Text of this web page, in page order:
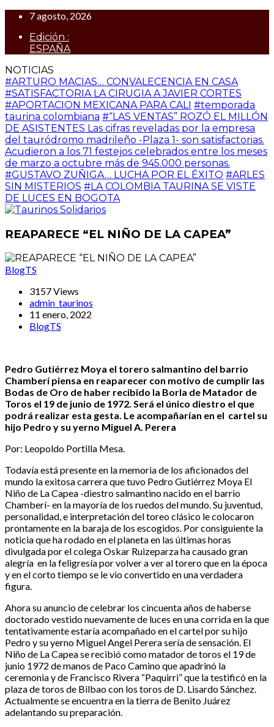
7 agosto, 2026
Edición :
ESPAÑA
NOTICIAS
#ARTURO MACIAS… CONVALECENCIA EN CASA
#SATISFACTORIA LA CIRUGIA A JAVIER CORTES
#APORTACION MEXICANA PARA CALI #temporada
taurina colombiana #“LAS VENTAS” ROZÓ EL MILLÓN
DE ASISTENTES Las cifras reveladas por la empresa
del tauródromo madrileño -Plaza 1- son satisfactorias.
Acudieron a los 71 festejos celebrados entre los meses
de marzo a octubre más de 945.000 personas.
#GUSTAVO ZUÑIGA… LUCHA POR EL ÉXITO #ARLES
SIN MISTERIOS #LA COLOMBIA TAURINA SE VISTE
DE LUCES EN BOGOTA
REAPARECE “EL NIÑO DE LA CAPEA”
BlogTS
3157 Views
admin_taurinos
11 enero, 2022
BlogTS
Pedro Gutiérrez Moya el torero salmantino del barrio
Chamberí piensa en reaparecer con motivo de cumplir las
Bodas de Oro de haber recibido la Borla de Matador de
Toros el 19 de junio de 1972. Será el único diestro el que
podrá realizar esta gesta. Le acompañarían en el cartel su
hijo Pedro y su yerno Miguel A. Perera
Por: Leopoldo Portilla Mesa.
Todavía está presente en la memoria de los aficionados del
mundo la exitosa carrera que tuvo Pedro Gutiérrez Moya El
Niño de La Capea -diestro salmantino nacido en el barrio
Chamberí- en la mayoría de los ruedos del mundo. Su juventud,
personalidad, e interpretación del toreo clásico le colocaron
prontamente en la baraja de los escogidos. Por consiguiente la
noticia que ha rodado en el planeta en las últimas horas
divulgada por el colega Oskar Ruizeparza ha causado gran
alegría en la feligresía por volver a ver al torero que en la época
y en el corto tiempo se le vio convertido en una verdadera
figura.
Ahora su anuncio de celebrar los cincuenta años de haberse
doctorado vestido nuevamente de luces en una corrida en la que
tentativamente estaría acompañado en el cartel por su hijo
Pedro y su yerno Miguel Angel Perera sería de sensación. El
Niño de La Capea se recibió como matador de toros el 19 de
junio 1972 de manos de Paco Camino que apadrinó la
ceremonia y de Francisco Rivera “Paquirri” que la testificó en la
plaza de toros de Bilbao con los toros de D. Lisardo Sánchez.
Actualmente se encuentra en la tierra de Benito Juárez
adelantando su preparación.